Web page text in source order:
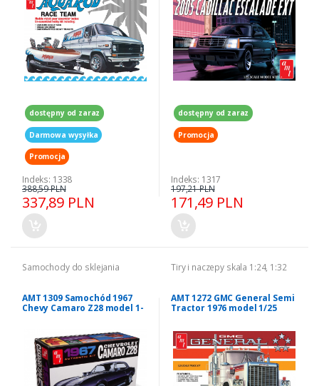
dostępny od zaraz
Darmowa wysyłka
Promocja
Indeks: 1338
337,89 PLN
388,59 PLN
dostępny od zaraz
Promocja
Indeks: 1317
171,49 PLN
197,21 PLN
Samochody do sklejania
AMT 1309 Samochód 1967
Chevy Camaro Z28 model 1-
Tiry i naczepy skala 1:24, 1:32
AMT 1272 GMC General Semi
Tractor 1976 model 1/25